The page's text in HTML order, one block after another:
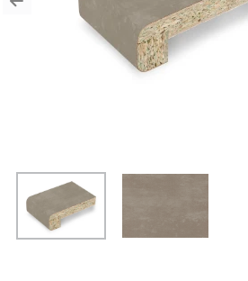
Previous